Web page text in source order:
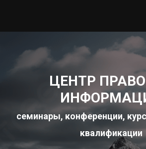
ЦЕНТР
семинары, конференции,
квалификации